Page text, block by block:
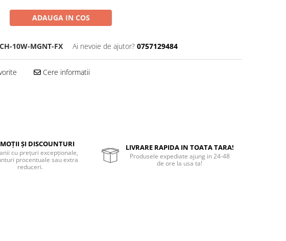
ADAUGA IN COS
10W-MGNT-FX Ai nevoie de ajutor? 0757129484
Cere informatii
ȘI DISCOUNTURI
cu prețuri excepționale,
procentuale sau extra
reduceri.
LIVRARE RAPIDA IN TOATA TARA!
Produsele expediate ajung in 24-48
de ore la usa ta!